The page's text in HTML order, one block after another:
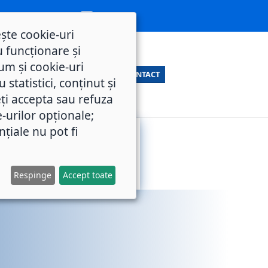
CONTACT
cookie-uri
funcționare și
și cookie-uri
statistici, conținut și
accepta sau refuza
urilor opționale;
nu pot fi
Respinge Accept toate